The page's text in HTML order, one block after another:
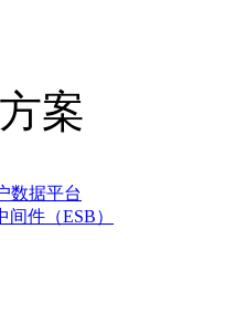
案
数据平台
件（ESB）